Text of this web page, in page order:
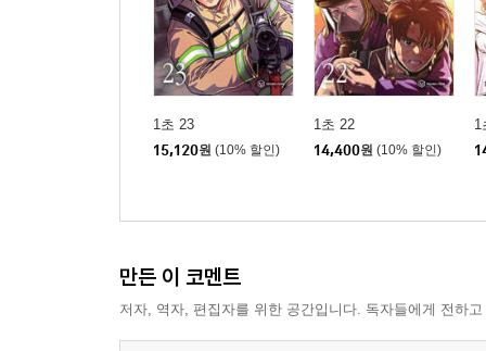
1초 23
15,120원 (10% 할인)
1초 22
14,400원 (10% 할인)
1
만든 이 코멘트
저자, 역자, 편집자를 위한 공간입니다. 독자들에게 전하